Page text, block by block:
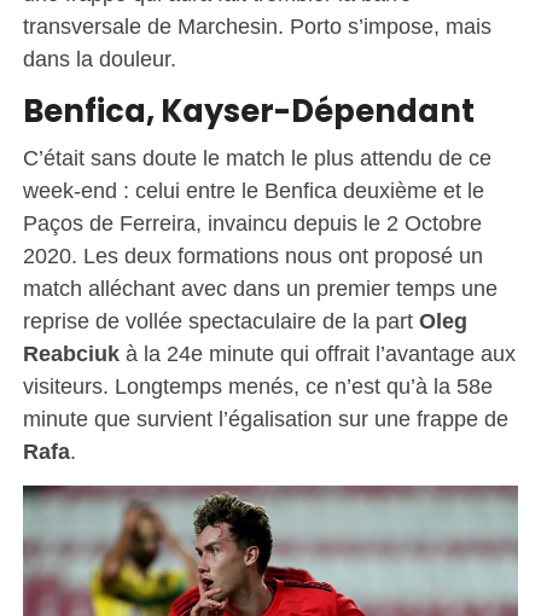
transversale de Marchesin. Porto s’impose, mais
dans la douleur.
Benfica, Kayser-Dépendant
C’était sans doute le match le plus attendu de ce
week-end : celui entre le Benfica deuxième et le
Paços de Ferreira, invaincu depuis le 2 Octobre
2020. Les deux formations nous ont proposé un
match alléchant avec dans un premier temps une
reprise de vollée spectaculaire de la part Oleg
Reabciukà la 24e minute qui offrait l’avantage aux
visiteurs. Longtemps menés, ce n’est qu’à la 58e
minute que survient l’égalisation sur une frappe de
Rafa.